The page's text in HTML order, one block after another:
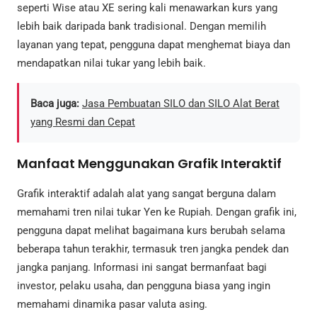
seperti Wise atau XE sering kali menawarkan kurs yang
lebih baik daripada bank tradisional. Dengan memilih
layanan yang tepat, pengguna dapat menghemat biaya dan
mendapatkan nilai tukar yang lebih baik.
Baca juga: Jasa Pembuatan SILO dan SILO Alat Berat
yang Resmi dan Cepat
Manfaat Menggunakan Grafik Interaktif
Grafik interaktif adalah alat yang sangat berguna dalam
memahami tren nilai tukar Yen ke Rupiah. Dengan grafik ini,
pengguna dapat melihat bagaimana kurs berubah selama
beberapa tahun terakhir, termasuk tren jangka pendek dan
jangka panjang. Informasi ini sangat bermanfaat bagi
investor, pelaku usaha, dan pengguna biasa yang ingin
memahami dinamika pasar valuta asing.